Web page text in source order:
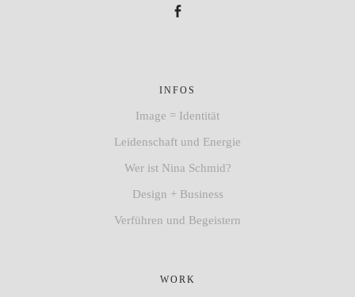
INFOS
Image = Identität
Leidenschaft und Energie
Wer ist Nina Schmid?
Design + Business
Verführen und Begeistern
WORK